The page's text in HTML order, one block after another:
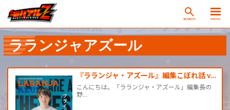
SEARCH MENU
ラランジャアズール
『ラランジャ・アズール』編集こぼれ話 v…
こんにちは。「ラランジャ・アズール」編集長の
野…